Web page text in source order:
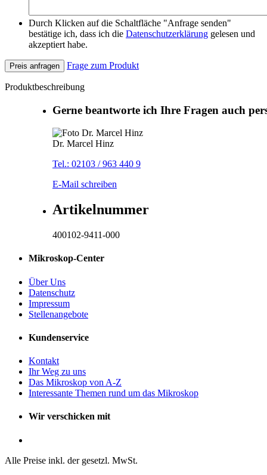
Durch Klicken auf die Schaltfläche "Anfrage senden"
bestätige ich, dass ich die Datenschutzerklärung gelesen und
akzeptiert habe.
Preis anfragen Frage zum Produkt
Produktbeschreibung
Gerne beantworte ich Ihre Fragen auch
Dr. Marcel Hinz
Tel.: 02103 / 963 440 9
E-Mail schreiben
Artikelnummer
400102-9411-000
Mikroskop-Center
Über Uns
Datenschutz
Impressum
Stellenangebote
Kundenservice
Kontakt
Ihr Weg zu uns
Das Mikroskop von A-Z
Interessante Themen rund um das Mikroskop
Wir verschicken mit
Alle Preise inkl. der gesetzl. MwSt.